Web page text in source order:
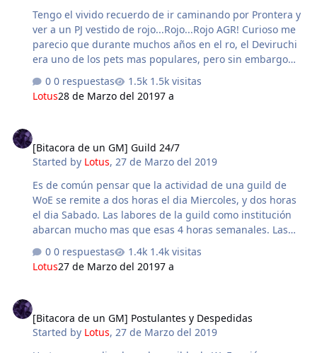
a quienes quieran acompañarlo, y naturalmente tiene
su correspondiente E…
Tengo el vivido recuerdo de ir caminando por Prontera y
ver a un PJ vestido de rojo...Rojo...Rojo AGR! Curioso me
parecio que durante muchos años en el ro, el Deviruchi
era uno de los pets mas populares, pero sin embargo
indirectamente significar enarbolar una bandera de
simpatía hacia dicha guild. Aun hoy dia no puedo ver
Estos ejemplos (y muchos mas que omito para no hacer
la intro mas tediosa) son claros ejemplos del buen
marketing y propaganda de una guild. Pero es
realmente necesario? Muchísimas guilds han nac…
0 respuestas
1.5k visitas
Lotus28 de Marzo del 20197 a
[Bitacora de un GM] Guild 24/7
Started by Lotus,27 de Marzo del 2019
Es de común pensar que la actividad de una guild de
WoE se remite a dos horas el dia Miercoles, y dos horas
el dia Sabado. Las labores de la guild como institución
abarcan mucho mas que esas 4 horas semanales. Las
concatenan con muchos aspectos del servidor y su
comunidad. Una guild realmente funcional tiene
farmeo, Instancias, etc no solo reditúan en forma
económica sino que también ayudan a reforzar vínculos
0 respuestas
1.4k visitas
Lotus27 de Marzo del 20197 a
[Bitacora de un GM] Postulantes y Despedidas
Started by Lotus,27 de Marzo del 2019